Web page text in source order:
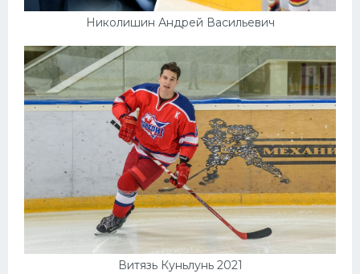
Николишин Андрей Васильевич
Витязь Куньлунь 2021